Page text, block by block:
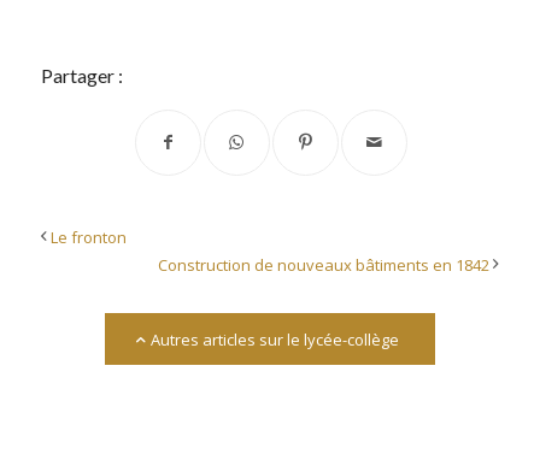
Partager :
Le fronton
Construction de nouveaux bâtiments en 1842
Autres articles sur le lycée-collège